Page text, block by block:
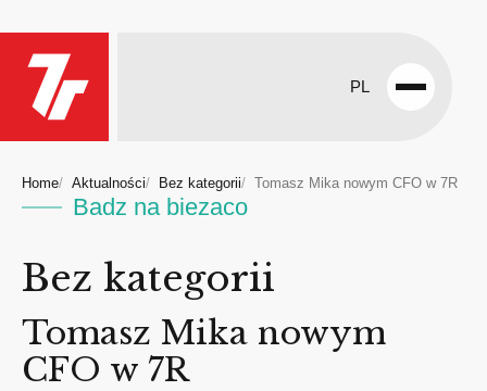
PL
Open
Home Aktualności Bez kategorii Tomasz Mika nowym CFO w 7R
Badz na biezaco
Bez kategorii
Tomasz Mika nowym
CFO w 7R